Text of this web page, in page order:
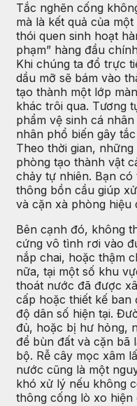
Tắc nghẽn cống
mà là kết quả của
thói quen sinh hoạt
phạm” hàng đầu
Khi chúng ta đổ trực
dầu mỡ sẽ bám vào
tạo thành một lớp
khác trôi qua. Tương
phẩm vệ sinh cá
nhân phổ biến gây
Theo thời gian,
phòng tạo thành vật
chảy tự nhiên. Bạn
thông bồn cầu giúp
và cặn xà phòng hiệu
Bên cạnh đó, không
cứng vô tình rơi vào
nắp chai, hoặc thậm
nữa, tại một số khu
thoát nước đã được
cấp hoặc thiết kế
độ dân số hiện tại.
đủ, hoặc bị hư hỏng,
để bùn đất và cặn bã
bộ. Rễ cây mọc xâm
nước cũng là một
khó xử lý nếu không
thông cống lò xo hiện